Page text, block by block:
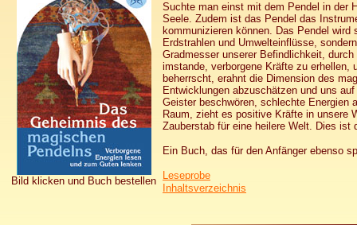
Bild klicken und Buch bestellen
Suchte man einst mit dem Pendel in der
Seele. Zudem ist das Pendel das
kommunizieren können. Das Pendel
Erdstrahlen und Umwelteinflüsse,
Gradmesser unserer Befindlichkeit,
imstande, verborgene Kräfte zu
beherrscht, erahnt die Dimension des
Entwicklungen abzuschätzen und uns
Geister beschwören, schlechte Energien
Raum, zieht es positive Kräfte in unsere
Zauberstab für eine heilere Welt. Dies ist
Ein Buch, das für den Anfänger ebenso
Leseprobe
Inhaltsverzeichnis